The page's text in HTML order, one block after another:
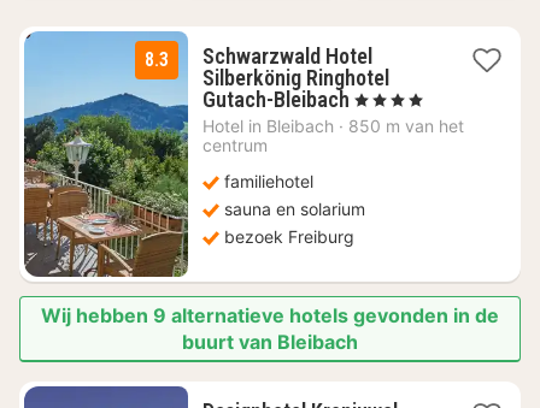
8.3
Schwarzwald Hotel
Silberkönig Ringhotel
Gutach-Bleibach 1
nacht
, 4 Sterren
Hotel in Bleibach · 850 m van het
centrum
familiehotel
sauna en solarium
bezoek Freiburg
Wij hebben 9 alternatieve hotels gevonden in de
buurt van Bleibach